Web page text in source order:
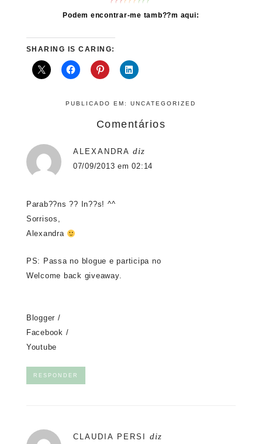
Podem encontrar-me tamb??m aqui:
SHARING IS CARING:
PUBLICADO EM:UNCATEGORIZED
Comentários
ALEXANDRA diz
07/09/2013 em 02:14
Parab??ns ?? In??s! ^^
Sorrisos,
Alexandra
PS: Passa no blogue e participa no
Welcome back giveaway.
Blogger /
Facebook /
Youtube
RESPONDER
CLAUDIA PERSI diz